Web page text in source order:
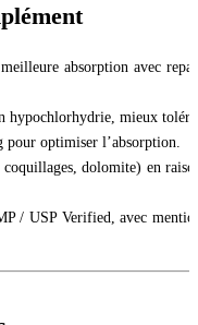
absorption avec
hypochlorhydrie, mieux
pour optimiser l’absorption.
dolomite) en
/ USP Verified, avec